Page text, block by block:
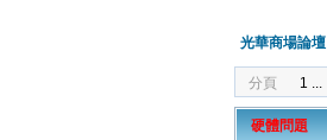
光華商場論壇
分頁 1 ...
硬體問題